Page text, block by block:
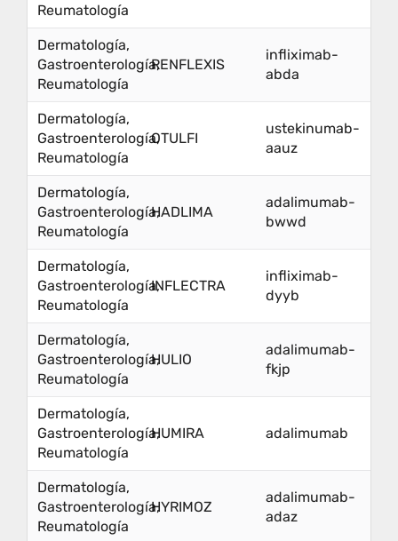
Reumatología
Dermatología,
Gastroenterología,
Reumatología
RENFLEXIS
infliximab-
abda
Dermatología,
Gastroenterología,
Reumatología
OTULFI
ustekinumab-
aauz
Dermatología,
Gastroenterología,
Reumatología
HADLIMA
adalimumab-
bwwd
Dermatología,
Gastroenterología,
Reumatología
INFLECTRA
infliximab-
dyyb
Dermatología,
Gastroenterología,
Reumatología
HULIO
adalimumab-
fkjp
Dermatología,
Gastroenterología,
Reumatología
HUMIRA adalimumab
Dermatología,
Gastroenterología,
Reumatología
HYRIMOZ
adalimumab-
adaz